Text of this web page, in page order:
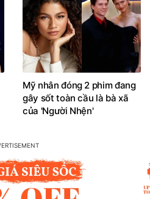
Mỹ nhân đóng 2 phim đang
gây sốt toàn cầu là bà xã
của 'Người Nhện'